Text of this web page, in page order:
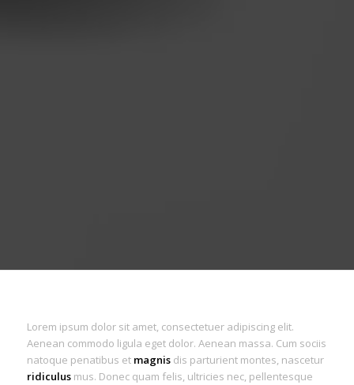
Lorem ipsum dolor sit amet, consectetuer adipiscing elit.
Aenean commodo ligula eget dolor. Aenean massa. Cum sociis
natoque penatibus et magnisdis parturient montes, nascetur
ridiculusmus. Donec quam felis, ultricies nec, pellentesque